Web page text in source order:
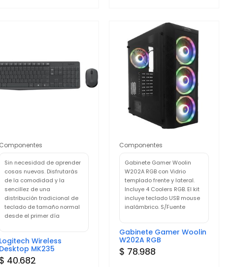
Componentes
Sin necesidad de aprender
cosas nuevas. Disfrutarás
de la comodidad y la
sencillez de una
distribución tradicional de
teclado de tamaño normal
desde el primer día
Logitech Wireless
Desktop MK235
$ 40.682
Componentes
Gabinete Gamer Woolin
W202A RGB con Vidrio
templado frente y lateral.
Incluye 4 Coolers RGB. El kit
incluye teclado USB mouse
inalámbrico. S/Fuente
Gabinete Gamer Woolin
W202A RGB
$ 78.988